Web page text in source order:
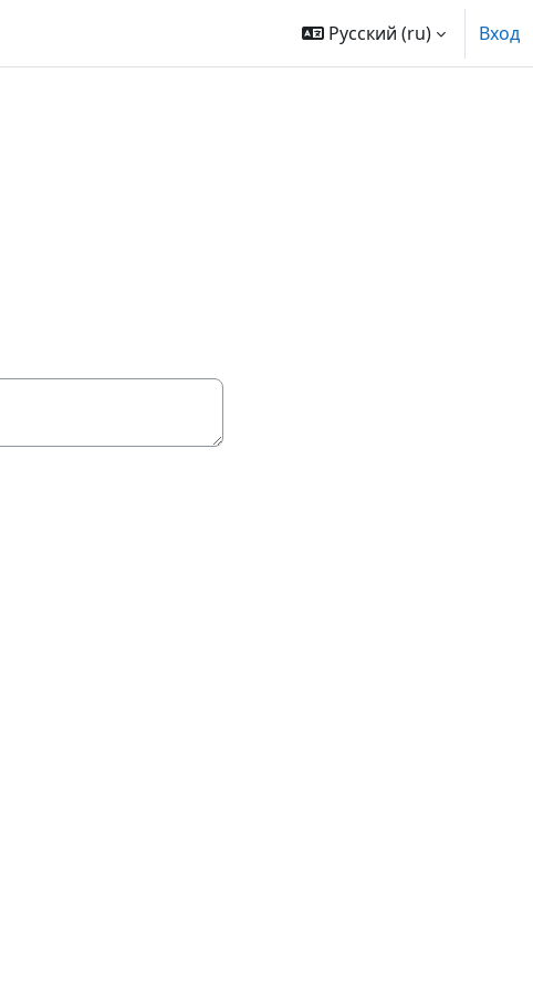
Русский ‎(ru)‎ Вход